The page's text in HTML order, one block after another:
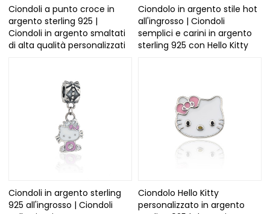
Ciondoli a punto croce in
argento sterling 925 |
Ciondoli in argento smaltati
di alta qualità personalizzati
Ciondolo in argento stile hot
all'ingrosso | Ciondoli
semplici e carini in argento
sterling 925 con Hello Kitty
Ciondoli in argento sterling
925 all'ingrosso | Ciondoli
Ciondolo Hello Kitty
personalizzato in argento